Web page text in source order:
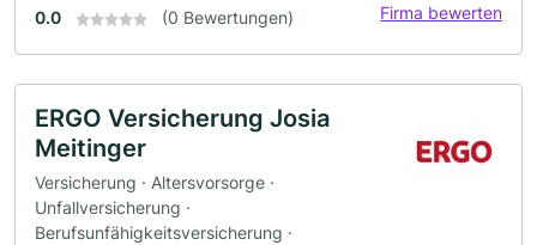
0.0 (0 Bewertungen) Firma bewerten
ERGO Versicherung Josia
Meitinger
Versicherung · Altersvorsorge ·
Unfallversicherung ·
Berufsunfähigkeitsversicherung ·